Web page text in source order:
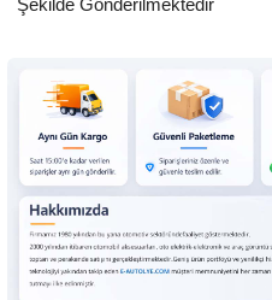
Şekilde Gönderilmektedir